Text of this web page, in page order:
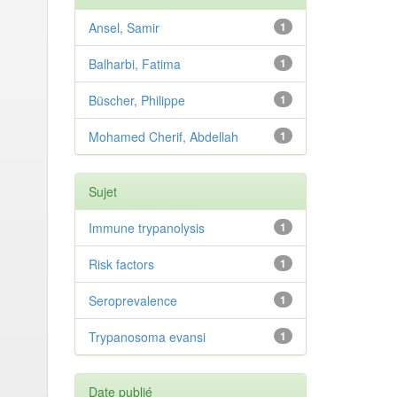
1
Ansel, Samir
1
Balharbi, Fatima
1
Büscher, Philippe
1
Mohamed Cherif, Abdellah
Sujet
1
Immune trypanolysis
1
Risk factors
1
Seroprevalence
1
Trypanosoma evansi
Date publié